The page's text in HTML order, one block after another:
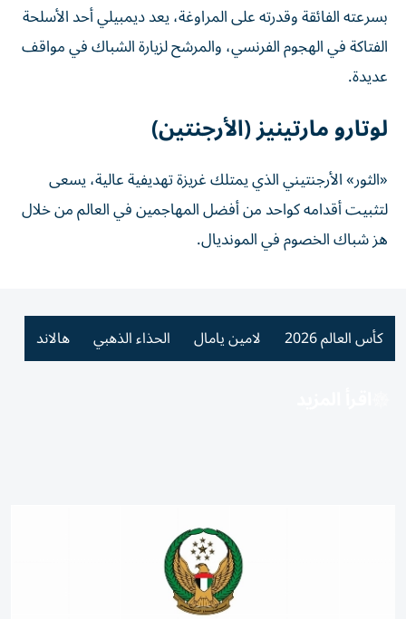
بسرعته الفائقة وقدرته على المراوغة، يعد ديمبيلي أحد الأسلحة
الفتاكة في الهجوم الفرنسي، والمرشح لزيارة الشباك في مواقف
عديدة.
لوتارو مارتينيز (الأرجنتين)
«الثور» الأرجنتيني الذي يمتلك غريزة تهديفية عالية، يسعى
لتثبيت أقدامه كواحد من أفضل المهاجمين في العالم من خلال
هز شباك الخصوم في المونديال.
كأس العالم 2026 لامين يامال الحذاء الذهبي هالاند